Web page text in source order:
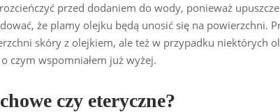
przed dodaniem do wody, ponieważ
że plamy olejku będą unosić się na powierzchni.
skóry z olejkiem, ale też w przypadku niektórych
czym wspomniałem już wyżej.
czy eteryczne?